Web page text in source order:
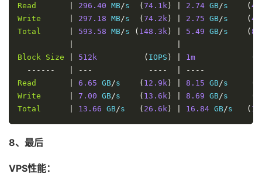
Geekbench Benchmark Test
:
---------------------------------
|
Single
Core
Multi
| 8087
Full
| https //browser.geekbench.com/v6/
Read
296.40 MB/s (74.1k ) 2.74 GB/s (
Write
297.18 MB/s (74.2k ) 2.75 GB/s (
Total
593.58 MB/s ( 148.3k ) 5.49 GB/s (
Block
Size 512k ( IOPS ) 1m (
------
--- ---- ----
Read
6.65 GB/s ( 12.9k ) 8.15 GB/s (
Write
7.00 GB/s ( 13.6k ) 8.69 GB/s (
Total
13.66 GB/s ( 26.6k ) 16.84 GB/s (
8、最后
VPS性能：